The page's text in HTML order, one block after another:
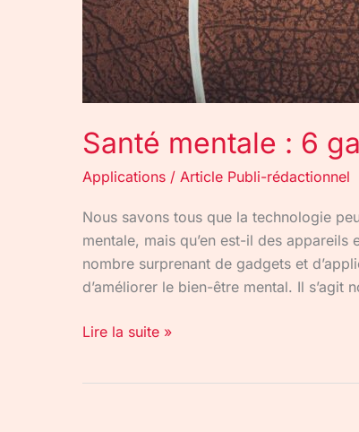
Santé mentale : 6
Applications / Article Publi-rédactionnel
Nous savons tous que la technologie
mentale, mais qu’en est-il des
nombre surprenant de gadgets et
d’améliorer le bien-être mental. Il s’agit
Lire la suite »